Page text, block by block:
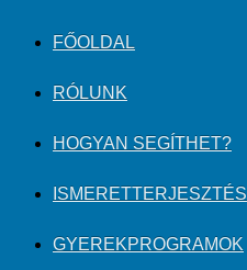
FŐOLDAL
RÓLUNK
HOGYAN SEGÍTHET?
ISMERETTERJESZTÉS
GYEREKPROGRAMOK